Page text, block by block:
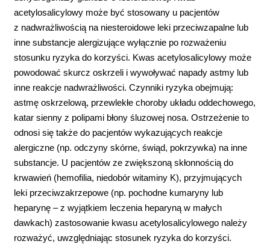
acetylosalicylowy może być stosowany u pacjentów
z nadwrażliwością na niesteroidowe leki przeciwzapalne lub
inne substancje alergizujące wyłącznie po rozważeniu
stosunku ryzyka do korzyści. Kwas acetylosalicylowy może
powodować skurcz oskrzeli i wywoływać napady astmy lub
inne reakcje nadwrażliwości. Czynniki ryzyka obejmują:
astmę oskrzelową, przewlekłe choroby układu oddechowego,
katar sienny z polipami błony śluzowej nosa. Ostrzeżenie to
odnosi się także do pacjentów wykazujących reakcje
alergiczne (np. odczyny skórne, świąd, pokrzywka) na inne
substancje. U pacjentów ze zwiększoną skłonnością do
krwawień (hemofilia, niedobór witaminy K), przyjmujących
leki przeciwzakrzepowe (np. pochodne kumaryny lub
heparynę – z wyjątkiem leczenia heparyną w małych
dawkach) zastosowanie kwasu acetylosalicylowego należy
rozważyć, uwzględniając stosunek ryzyka do korzyści.